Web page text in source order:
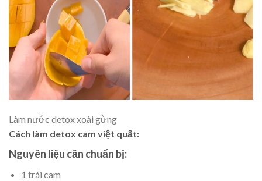
Làm nước detox xoài gừng
Cách làm detox cam việt quất:
Nguyên liệu cần chuẩn bị:
1 trái cam